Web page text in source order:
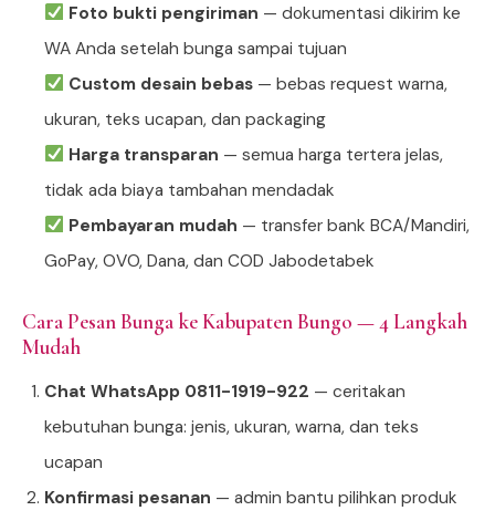
Foto bukti pengiriman — dokumentasi dikirim ke
WA Anda setelah bunga sampai tujuan
Custom desain bebas— bebas request warna,
ukuran, teks ucapan, dan packaging
Harga transparan — semua harga tertera jelas,
tidak ada biaya tambahan mendadak
Pembayaran mudah — transfer bank BCA/Mandiri,
GoPay, OVO, Dana, dan COD Jabodetabek
Cara Pesan Bunga ke Kabupaten Bungo — 4 Langkah
Mudah
Chat WhatsApp 0811-1919-922 — ceritakan
kebutuhan bunga: jenis, ukuran, warna, dan teks
ucapan
Konfirmasi pesanan — admin bantu pilihkan produk